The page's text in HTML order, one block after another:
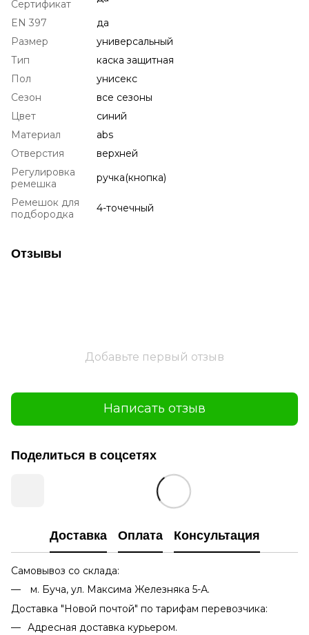
Сертификат
EN 397
да
Размер
универсальный
Тип
каска защитная
Пол
унисекс
Сезон
все сезоны
Цвет
синий
Материал
abs
Отверстия
верхней
Регулировка
ремешка
ручка(кнопка)
Ремешок для
подбородка
4-точечный
Отзывы
Добавьте первый отзыв
Написать отзыв
Поделиться в соцсетях
Доставка Оплата Консультация
Самовывоз со склада:
м. Буча, ул. Максима Железняка 5-А.
Доставка "Новой почтой" по тарифам перевозчика:
Адресная доставка курьером.